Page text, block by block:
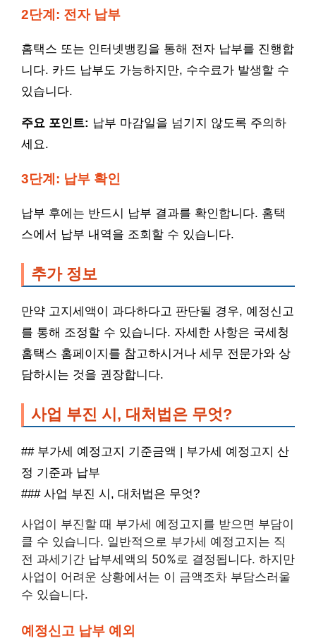
2단계: 전자 납부
홈택스 또는 인터넷뱅킹을 통해 전자 납부를 진행합
니다. 카드 납부도 가능하지만, 수수료가 발생할 수
있습니다.
주요 포인트: 납부 마감일을 넘기지 않도록 주의하
세요.
3단계: 납부 확인
납부 후에는 반드시 납부 결과를 확인합니다. 홈택
스에서 납부 내역을 조회할 수 있습니다.
추가 정보
만약 고지세액이 과다하다고 판단될 경우, 예정신고
를 통해 조정할 수 있습니다. 자세한 사항은 국세청
홈택스 홈페이지를 참고하시거나 세무 전문가와 상
담하시는 것을 권장합니다.
사업 부진 시, 대처법은 무엇?
## 부가세 예정고지 기준금액 | 부가세 예정고지 산
정 기준과 납부
### 사업 부진 시, 대처법은 무엇?
사업이 부진할 때 부가세 예정고지를 받으면 부담이
클 수 있습니다. 일반적으로 부가세 예정고지는 직
전 과세기간 납부세액의 50%로 결정됩니다. 하지만
사업이 어려운 상황에서는 이 금액조차 부담스러울
수 있습니다.
예정신고 납부 예외